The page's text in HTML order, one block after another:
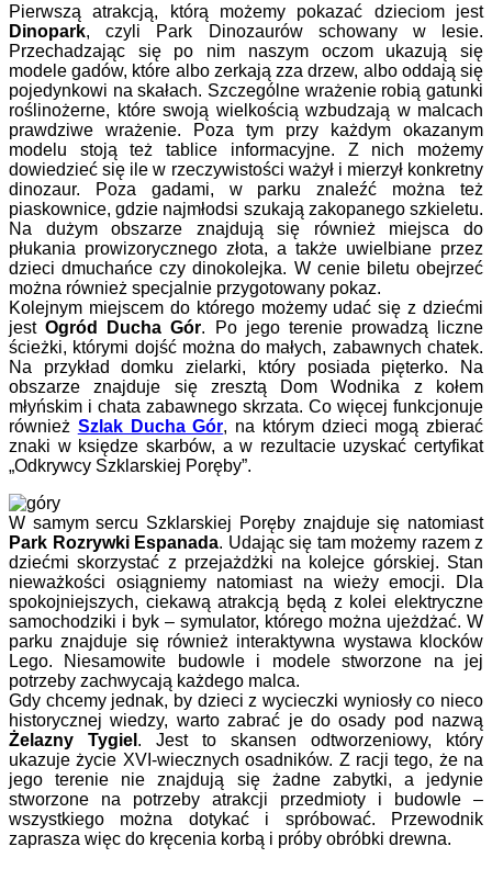
Pierwszą atrakcją, którą możemy pokazać dzieciom jest
Dinopark, czyli Park Dinozaurów schowany w lesie.
Przechadzając się po nim naszym oczom ukazują się
modele gadów, które albo zerkają zza drzew, albo oddają się
pojedynkowi na skałach. Szczególne wrażenie robią gatunki
roślinożerne, które swoją wielkością wzbudzają w malcach
prawdziwe wrażenie. Poza tym przy każdym okazanym
modelu stoją też tablice informacyjne. Z nich możemy
dowiedzieć się ile w rzeczywistości ważył i mierzył konkretny
dinozaur. Poza gadami, w parku znaleźć można też
piaskownice, gdzie najmłodsi szukają zakopanego szkieletu.
Na dużym obszarze znajdują się również miejsca do
płukania prowizorycznego złota, a także uwielbiane przez
dzieci dmuchańce czy dinokolejka. W cenie biletu obejrzeć
można również specjalnie przygotowany pokaz.
Kolejnym miejscem do którego możemy udać się z dziećmi
jestOgród Ducha Gór. Po jego terenie prowadzą liczne
ścieżki, którymi dojść można do małych, zabawnych chatek.
Na przykład domku zielarki, który posiada pięterko. Na
obszarze znajduje się zresztą Dom Wodnika z kołem
młyńskim i chata zabawnego skrzata. Co więcej funkcjonuje
również Szlak Ducha Gór, na którym dzieci mogą zbierać
znaki w księdze skarbów, a w rezultacie uzyskać certyfikat
„Odkrywcy Szklarskiej Poręby”.
W samym sercu Szklarskiej Poręby znajduje się natomiast
Park Rozrywki Espanada. Udając się tam możemy razem z
dziećmi skorzystać z przejażdżki na kolejce górskiej. Stan
nieważkości osiągniemy natomiast na wieży emocji. Dla
spokojniejszych, ciekawą atrakcją będą z kolei elektryczne
samochodziki i byk – symulator, którego można ujeżdżać. W
parku znajduje się również interaktywna wystawa klocków
Lego. Niesamowite budowle i modele stworzone na jej
potrzeby zachwycają każdego malca.
Gdy chcemy jednak, by dzieci z wycieczki wyniosły co nieco
historycznej wiedzy, warto zabrać je do osady pod nazwą
Żelazny Tygiel . Jest to skansen odtworzeniowy, który
ukazuje życie XVI-wiecznych osadników. Z racji tego, że na
jego terenie nie znajdują się żadne zabytki, a jedynie
stworzone na potrzeby atrakcji przedmioty i budowle –
wszystkiego można dotykać i spróbować. Przewodnik
zaprasza więc do kręcenia korbą i próby obróbki drewna.